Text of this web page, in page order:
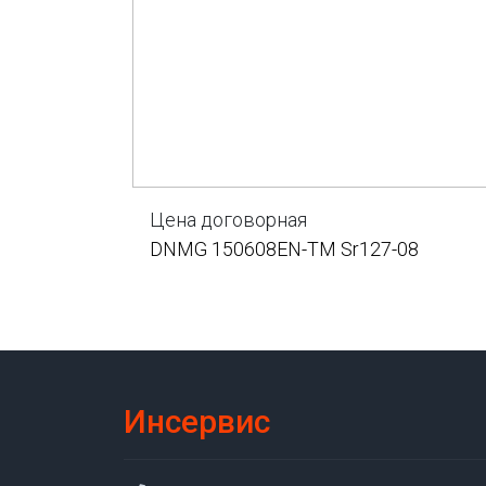
Цена договорная
DNMG 150608EN-TM Sr127-08
Инсервис